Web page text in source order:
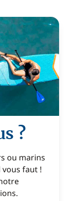
?
ou marins
faut !